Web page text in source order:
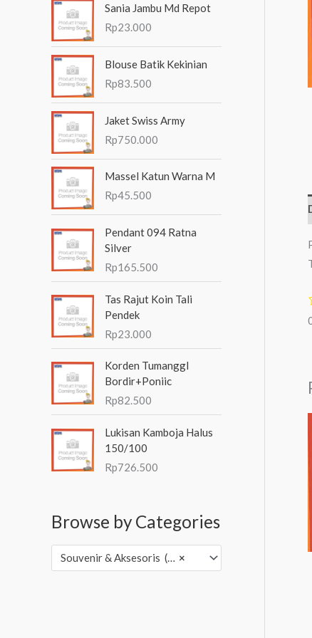
u
:
Sania Jambu Md Repot
Rp23.000
Blouse Batik Kekinian
Rp83.500
Jaket Swiss Army
Rp750.000
Massel Katun Warna M
Rp45.500
Pendant 094 Ratna
Silver
Rp165.500
Tas Rajut Koin Tali
Pendek
Rp23.000
Korden Tumanggl
Bordir+Poniic
Rp82.500
Lukisan Kamboja Halus
150/100
Rp726.500
Browse by Categories
×
Souvenir & Aksesoris (3,502)